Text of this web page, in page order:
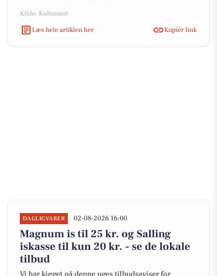
Kilde: Kultunaut
Læs hele artiklen her
Kopiér link
DAGLIGVARER 02-08-2026 16:00
Magnum is til 25 kr. og Salling
iskasse til kun 20 kr. - se de lokale
tilbud
Vi har kigget på denne uges tilbudsaviser for